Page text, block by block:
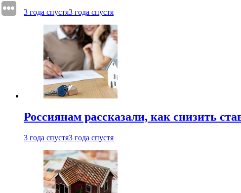
3 года спустя3 года спустя
Россиянам рассказали, как снизить
3 года спустя3 года спустя